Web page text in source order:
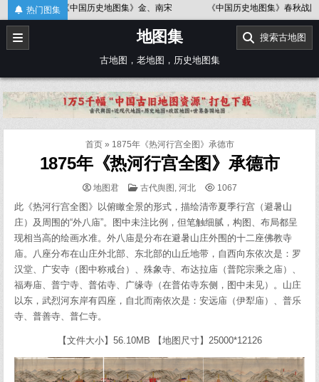
Skip
to
content
热门图集
中国历史地图集》金、南宋 《中国历史地图集》春秋战国 《中国
地图集
古地图，老地图，历史地图集
搜索古地图
首页» 1875年《热河行宫全图》承德市
1875年《热河行宫全图》承德市
地图君
POSTED
古代舆图 , 河北 1067
此《热河行宫全图》以俯瞰全景的形式，描绘清帝夏季行宫（避暑山
庄）及周围的“外八庙”。图中未注比例，但笔触细腻，构图、布局都呈
现相当高的绘画水准。外八庙是分布在避暑山庄外围的十二座佛教寺
庙。八座分布在山庄外北部、东北部的山丘地带，自西向东依次是：罗
汉堂、广安寺（图中称戒台）、殊象寺、布达拉庙（普陀宗乘之庙）、
福寿庙、普宁寺、普佑寺、广缘寺（在普佑寺东侧，图中未见）。山庄
以东，武烈河东岸有四座，自北而南依次是：安远庙（伊犁庙）、普乐
寺、普善寺、普仁寺。
【文件大小】56.10MB 【地图尺寸】25000*12126